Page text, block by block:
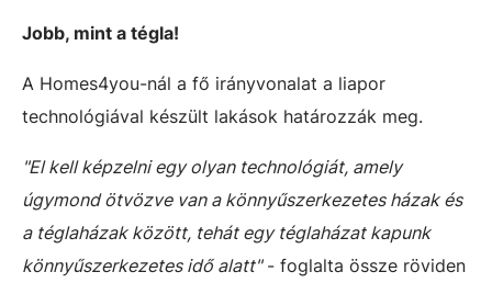
Jobb, mint a tégla!
A Homes4you-nál a fő irányvonalat a liapor
technológiával készült lakások határozzák meg.
"El kell képzelni egy olyan technológiát, amely
úgymond ötvözve van a könnyűszerkezetes házak és
a téglaházak között, tehát egy téglaházat kapunk
könnyűszerkezetes idő alatt"- foglalta össze röviden